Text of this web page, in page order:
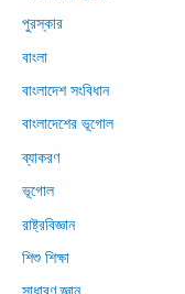
পুরস্কার
বাংলা
বাংলাদেশ সংবিধান
বাংলাদেশের ভূগোল
ব্যাকরণ
ভূগোল
রাষ্ট্রবিজ্ঞান
শিশু শিক্ষা